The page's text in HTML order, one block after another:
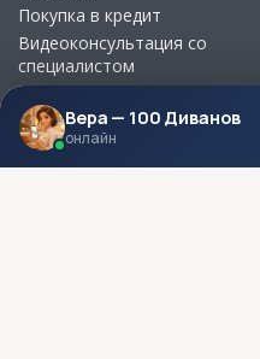
Покупка в кредит
Видеоконсультация со
специалистом
Выбор ткани для мебели без
визита в магазин
МЫ В СОЦСЕТЯХ
Вера — 100 Диванов
онлайн